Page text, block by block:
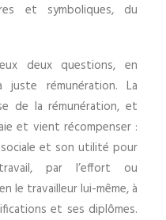
et symboliques, du
deux questions, en
rémunération. La
de la rémunération, et
et vient récompenser :
et son utilité pour
par l’effort ou
le travailleur lui-même, à
et ses diplômes.